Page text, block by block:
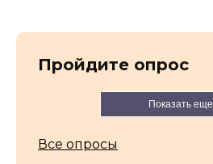
Пройдите опрос
Показать еще
Все опросы